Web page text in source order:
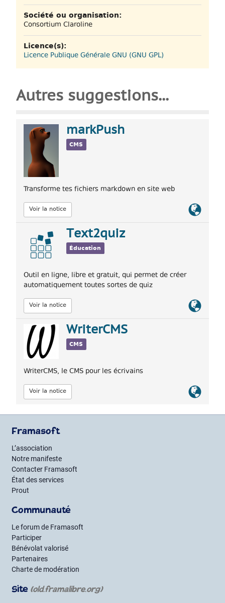
Société ou organisation:
Consortium Claroline
Licence(s):
Licence Publique Générale GNU (GNU GPL)
Autres suggestions...
markPush
CMS
Transforme tes fichiers markdown en site web
Voir la notice
Lien
Text2quiz
Éducation
Outil en ligne, libre et gratuit, qui permet de créer
automatiquement toutes sortes de quiz
Voir la notice
Lien
WriterCMS
CMS
WriterCMS, le CMS pour les écrivains
Voir la notice
Lien
Framasoft
L’association
Notre manifeste
Contacter Framasoft
État des services
Prout
Communauté
Le forum de Framasoft
Participer
Bénévolat valorisé
Partenaires
Charte de modération
Site (old.framalibre.org)